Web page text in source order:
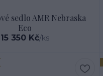
sedlo AMR Nebraska
Eco
15 350 Kč/ks